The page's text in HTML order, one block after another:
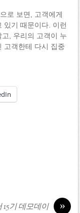
로 보면, 고객에게
있기 때문이다. 이런
, 우리의 고객이 누
고객한테 다시 집중
»
15기 데모데이